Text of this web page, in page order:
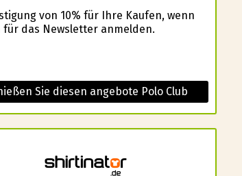
von 10% für Ihre Kaufen, wenn
für das Newsletter anmelden.
Sie diesen angebote Polo Club